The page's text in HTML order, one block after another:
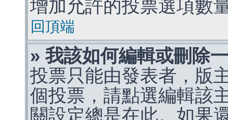
增加允許的投票選項數
回頂端
» 我該如何編輯或刪除
投票只能由發表者，版
個投票，請點選編輯該
關設定總是在此。如果